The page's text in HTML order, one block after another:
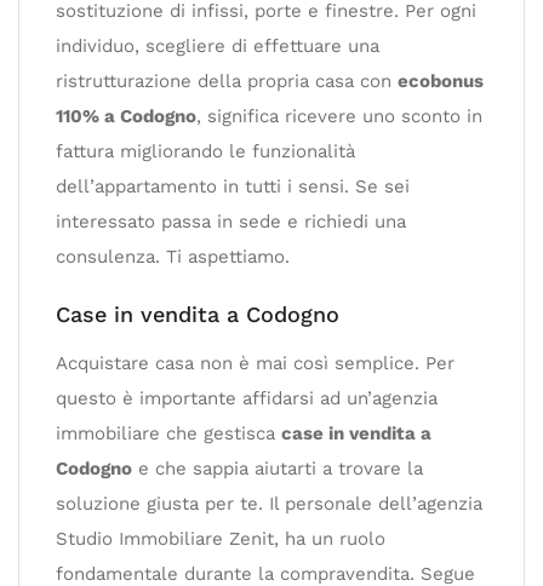
sostituzione di infissi, porte e finestre. Per ogni
individuo, scegliere di effettuare una
ristrutturazione della propria casa con ecobonus
110% a Codogno, significa ricevere uno sconto in
fattura migliorando le funzionalità
dell’appartamento in tutti i sensi. Se sei
interessato passa in sede e richiedi una
consulenza. Ti aspettiamo.
Case in vendita a Codogno
Acquistare casa non è mai così semplice. Per
questo è importante affidarsi ad un’agenzia
immobiliare che gestisca case in vendita a
Codogno e che sappia aiutarti a trovare la
soluzione giusta per te. Il personale dell’agenzia
Studio Immobiliare Zenit, ha un ruolo
fondamentale durante la compravendita. Segue